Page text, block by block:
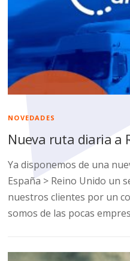
NOVEDADES
Nueva ruta diaria a
Ya disponemos de una
España > Reino Unido un
nuestros clientes por un
somos de las pocas